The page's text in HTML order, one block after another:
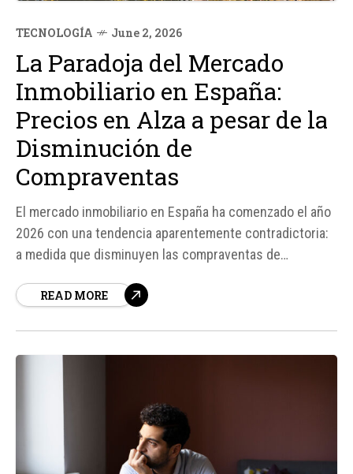
TECNOLOGÍA June 2, 2026
La Paradoja del Mercado
Inmobiliario en España:
Precios en Alza a pesar de la
Disminución de
Compraventas
El mercado inmobiliario en España ha comenzado el año
2026 con una tendencia aparentemente contradictoria:
a medida que disminuyen las compraventas de
datos del Instituto Nacional de Estadística (INE), en el
READ MORE